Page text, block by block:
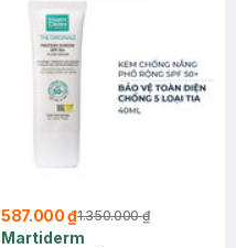
587.000 ₫1.350.000 ₫
Martiderm